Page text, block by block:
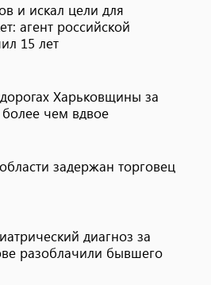
и искал цели для
агент российской
15 лет
Харьковщины за
чем вдвое
задержан торговец
диагноз за
разоблачили бывшего